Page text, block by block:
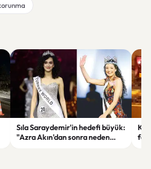
Sıla Saraydemir'in hedefi büyük:
"Azra Akın'dan sonra neden
feci